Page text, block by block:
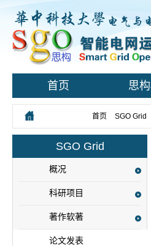
首页 思
首页 SGO Grid
SGO Grid
概况
科研项目
著作软著
论文发表